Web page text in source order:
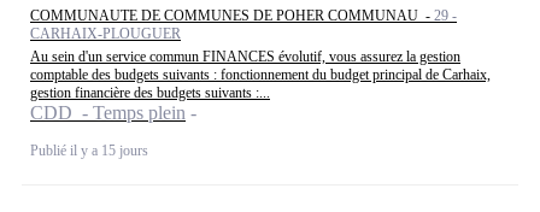
COMMUNAUTE DE COMMUNES DE POHER COMMUNAU - 29 -
CARHAIX-PLOUGUER
Au sein d'un service commun FINANCES évolutif, vous assurez la gestion
comptable des budgets suivants : fonctionnement du budget principal de Carhaix,
gestion financière des budgets suivants :...
CDD - Temps plein
Publié il y a 15 jours